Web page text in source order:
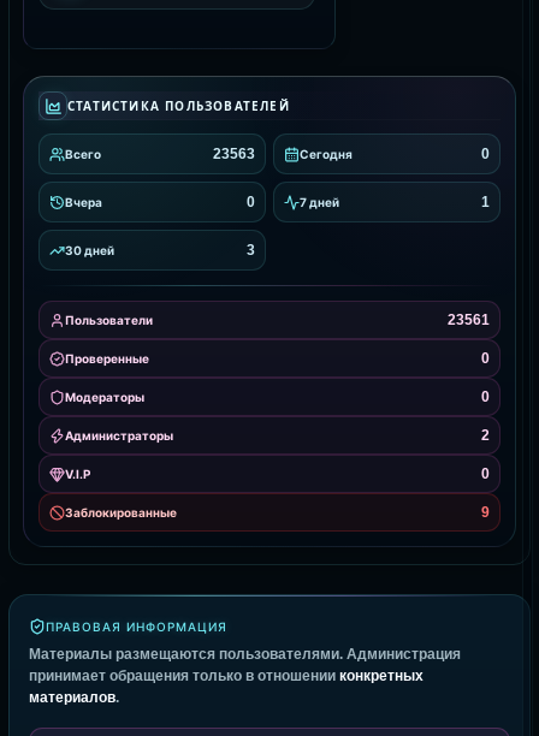
СТАТИСТИКА ПОЛЬЗОВАТЕЛЕЙ
Всего 23563 Сегодня 0
Вчера 0 7 дней 1
30 дней 3
Пользователи 23561
Проверенные 0
Модераторы 0
Администраторы 2
V.I.P 0
Заблокированные 9
ПРАВОВАЯ ИНФОРМАЦИЯ
Материалы размещаются пользователями. Администрация
принимает обращения только в отношении конкретных
материалов.